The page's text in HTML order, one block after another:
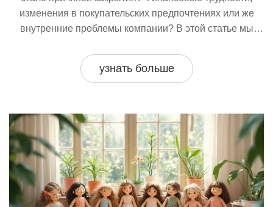
изменения в покупательских предпочтениях или же
внутренние проблемы компании? В этой статье мы
на рынке игрушек повлияли на это решение.
узнать больше